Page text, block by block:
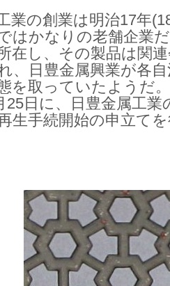
業の創業は明治17年
はかなりの老舗企業
在し、その製品は関
、日豊金属興業が各
を取っていたようだ
25日に、日豊金属工
生手続開始の申立て